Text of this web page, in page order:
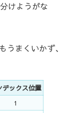
けようがな
まくいかず、
デックス位置
1